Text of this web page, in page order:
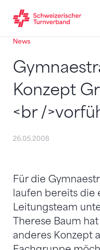
Zum Inhalt springen
Zur Sitemap navigieren
Zum Navigieren dieser
News
Konzept
<br /
26.05.2008
Für die
laufen bereits die
Leitungsteam
Therese Baum
anderes Konzept